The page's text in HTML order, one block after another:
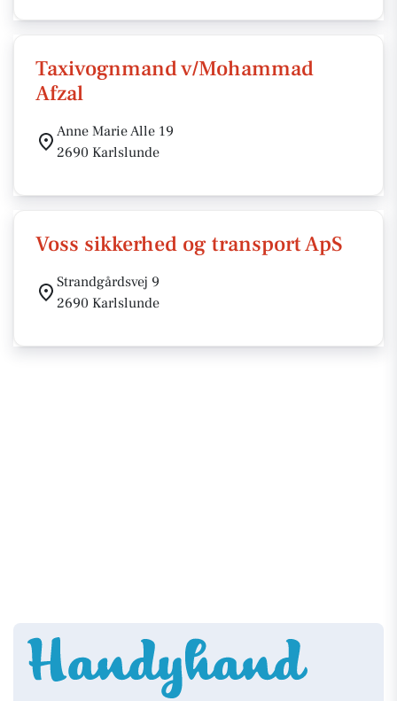
Taxivognmand v/Mohammad
Afzal
Anne Marie Alle 19
2690 Karlslunde
Voss sikkerhed og transport ApS
Strandgårdsvej 9
2690 Karlslunde